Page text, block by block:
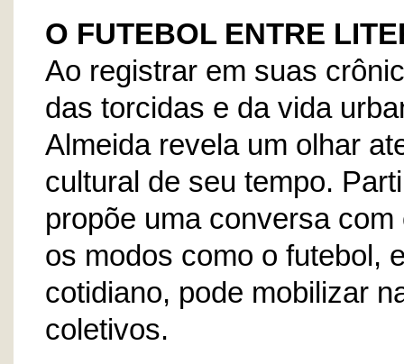
O FUTEBOL ENTRE
Ao registrar em suas
das torcidas e da vida
Almeida revela um olhar
cultural de seu tempo.
propõe uma conversa
os modos como o futebol,
cotidiano, pode mobilizar
coletivos.